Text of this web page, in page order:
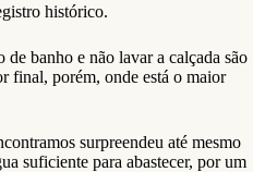
histórico.
banho e não lavar a calçada são
final, porém, onde está o maior
surpreendeu até mesmo
suficiente para abastecer, por um